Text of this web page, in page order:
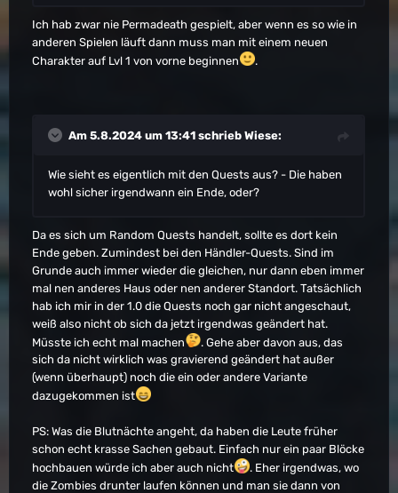
Ich hab zwar nie Permadeath gespielt, aber wenn es so wie in
anderen Spielen läuft dann muss man mit einem neuen
Charakter auf Lvl 1 von vorne beginnen
.
Am 5.8.2024 um 13:41 schrieb Wiese:
Wie sieht es eigentlich mit den Quests aus? - Die haben
wohl sicher irgendwann ein Ende, oder?
Da es sich um Random Quests handelt, sollte es dort kein
Ende geben. Zumindest bei den Händler-Quests. Sind im
Grunde auch immer wieder die gleichen, nur dann eben immer
mal nen anderes Haus oder nen anderer Standort. Tatsächlich
hab ich mir in der 1.0 die Quests noch gar nicht angeschaut,
weiß also nicht ob sich da jetzt irgendwas geändert hat.
Müsste ich echt mal machen
. Gehe aber davon aus, das
sich da nicht wirklich was gravierend geändert hat außer
(wenn überhaupt) noch die ein oder andere Variante
dazugekommen ist
PS: Was die Blutnächte angeht, da haben die Leute früher
schon echt krasse Sachen gebaut. Einfach nur ein paar Blöcke
hochbauen würde ich aber auch nicht
. Eher irgendwas, wo
die Zombies drunter laufen können und man sie dann von